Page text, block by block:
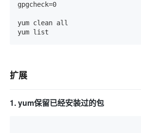
gpgcheck=0
yum clean all
yum list
扩展
1. yum保留已经安装过的包